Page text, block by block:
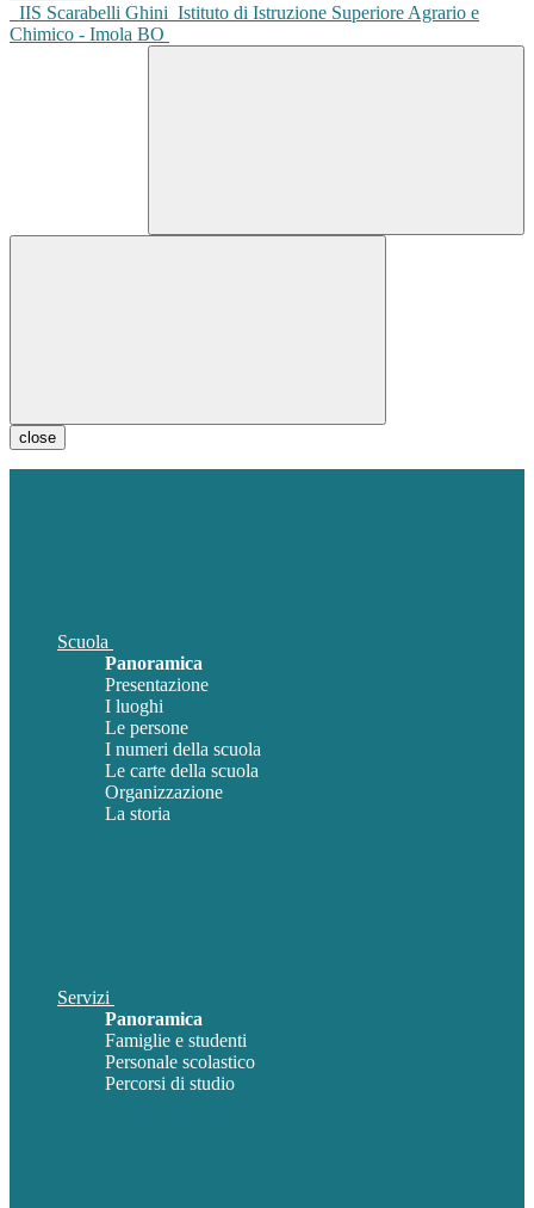
IIS Scarabelli Ghini Istituto di Istruzione Superiore Agrario e
Chimico - Imola BO
close
Scuola
Panoramica
Presentazione
I luoghi
Le persone
I numeri della scuola
Le carte della scuola
Organizzazione
La storia
Servizi
Panoramica
Famiglie e studenti
Personale scolastico
Percorsi di studio